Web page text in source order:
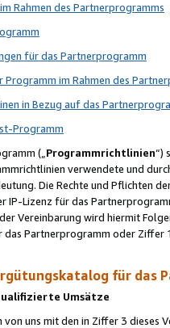
Rahmen des Partnerprogramms
für das Partnerprogramm
im Rahmen des
in Bezug auf das
Programm
(„Programmrichtlinien“)
verwendete und
Die Rechte und Pflichten
IP-Lizenz für das
Vereinbarung wird hiermit
Partnerprogramm oder
für das
Umsätze
von uns mit den in Ziffer 3